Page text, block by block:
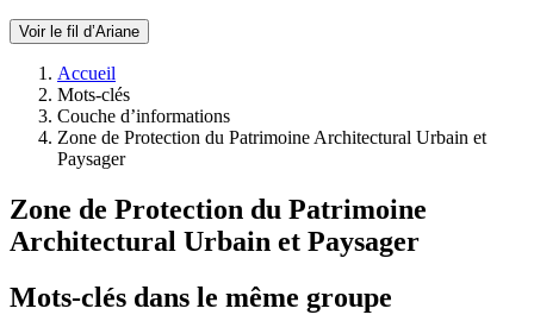
Voir le fil d’Ariane
Accueil
Mots-clés
Couche d’informations
Zone de Protection du Patrimoine Architectural Urbain et
Paysager
Zone de Protection du Patrimoine
Architectural Urbain et Paysager
Mots-clés dans le même groupe